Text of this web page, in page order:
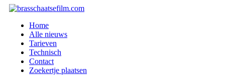
Spring
inhoud
Home
Alle nieuws
Tarieven
Technisch
Contact
Zoekertje plaatsen